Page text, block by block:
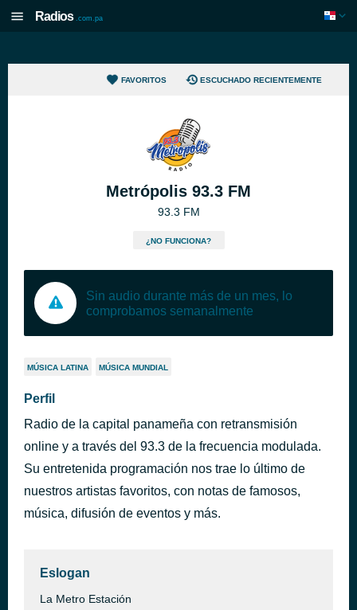
Radios .com.pa
FAVORITOS ESCUCHADO RECIENTEMENTE
Metrópolis 93.3 FM
93.3 FM
¿NO FUNCIONA?
Sin audio durante más de un mes, lo
comprobamos semanalmente
MÚSICA LATINA MÚSICA MUNDIAL
Perfil
Radio de la capital panameña con retransmisión
online y a través del 93.3 de la frecuencia modulada.
Su entretenida programación nos trae lo último de
nuestros artistas favoritos, con notas de famosos,
música, difusión de eventos y más.
Eslogan
La Metro Estación